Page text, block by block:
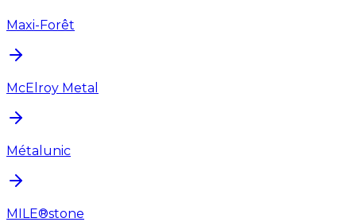
Maxi-Forêt
McElroy Metal
Métalunic
MILE®stone